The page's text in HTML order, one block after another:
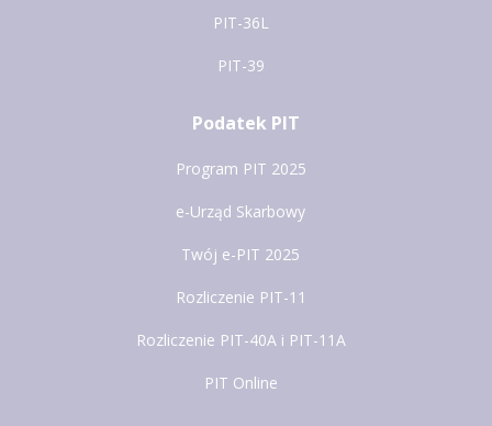
PIT-36L
PIT-39
Podatek PIT
Program PIT 2025
e-Urząd Skarbowy
Twój e-PIT 2025
Rozliczenie PIT-11
Rozliczenie PIT-40A i PIT-11A
PIT Online